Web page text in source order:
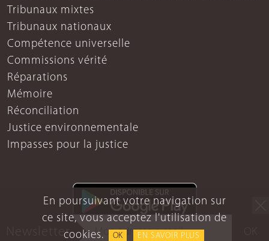
En poursuivant votre navigation sur
ce site, vous acceptez l'utilisation de
cookies.
OK EN SAVOIR PLUS
Tribunaux mixtes
Tribunaux nationaux
Compétence universelle
Commissions vérité
Réparations
Mémoire
Réconciliation
Justice environnementale
Impasses pour la justice
Newsletter